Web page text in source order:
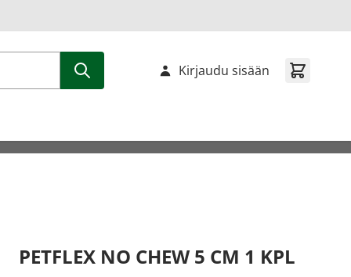
Kirjaudu sisään
PETFLEX NO CHEW 5 CM 1 KPL